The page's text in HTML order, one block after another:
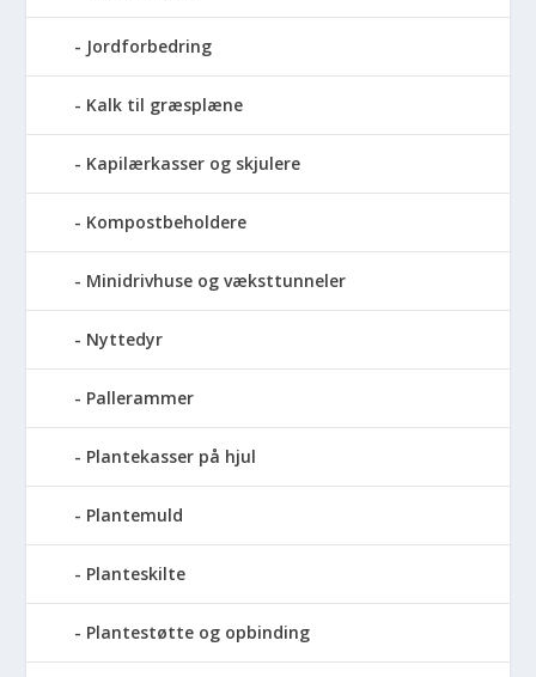
Jordforbedring
Kalk til græsplæne
Kapilærkasser og skjulere
Kompostbeholdere
Minidrivhuse og væksttunneler
Nyttedyr
Pallerammer
Plantekasser på hjul
Plantemuld
Planteskilte
Plantestøtte og opbinding